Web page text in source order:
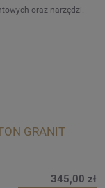
oraz narzędzi.
GRANIT
345,00 zł